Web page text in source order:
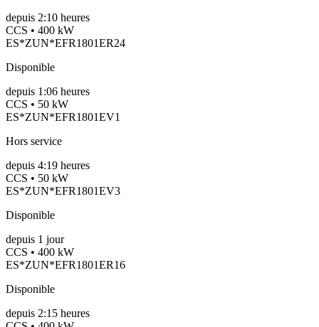
depuis 2:10 heures
CCS • 400 kW
ES*ZUN*EFR1801ER24
Disponible
depuis 1:06 heures
CCS • 50 kW
ES*ZUN*EFR1801EV1
Hors service
depuis 4:19 heures
CCS • 50 kW
ES*ZUN*EFR1801EV3
Disponible
depuis 1 jour
CCS • 400 kW
ES*ZUN*EFR1801ER16
Disponible
depuis 2:15 heures